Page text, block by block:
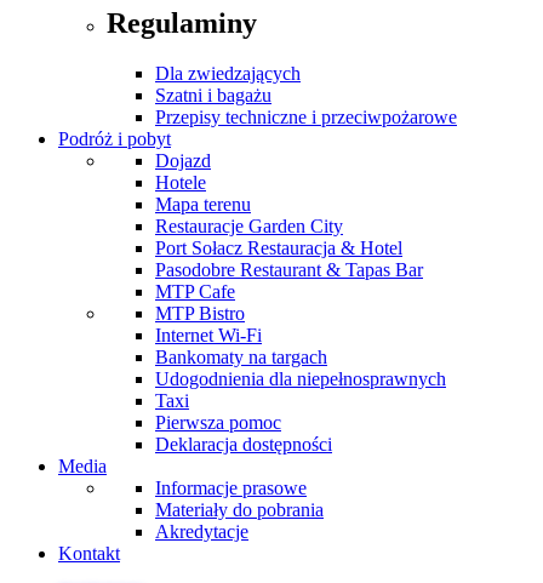
Regulaminy
Dla zwiedzających
Szatni i bagażu
Przepisy techniczne i przeciwpożarowe
Podróż i pobyt
Dojazd
Hotele
Mapa terenu
Restauracje Garden City
Port Sołacz Restauracja & Hotel
Pasodobre Restaurant & Tapas Bar
MTP Cafe
MTP Bistro
Internet Wi-Fi
Bankomaty na targach
Udogodnienia dla niepełnosprawnych
Taxi
Pierwsza pomoc
Deklaracja dostępności
Media
Informacje prasowe
Materiały do pobrania
Akredytacje
Kontakt